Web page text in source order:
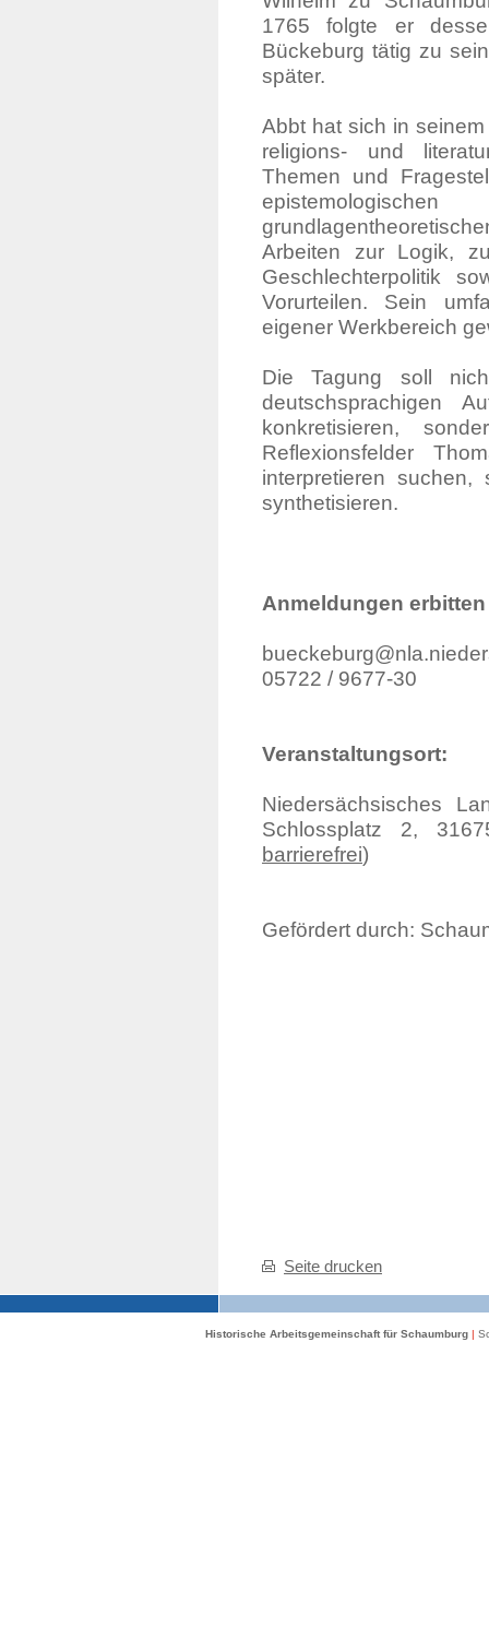
1765 folgte er
Bückeburg tätig zu
später.
Abbt hat sich in
religions- und
Themen und
Arbeiten zur Logik,
Geschlechterpolitik
Vorurteilen. Sein
eigener Werkbereich
Die Tagung soll
deutschsprachigen
konkretisieren,
Reflexionsfelder
interpretieren
synthetisieren.
Anmeldungen
05722 / 9677-30
Veranstaltungsort:
Niedersächsisches
Schlossplatz 2,
barrierefrei)
Gefördert durch:
Seite drucken
Historische Arbeitsgemeinschaft für Schaumburg |